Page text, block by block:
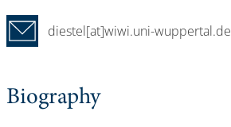
diestel[at]wiwi.uni-wuppertal.de
Biography